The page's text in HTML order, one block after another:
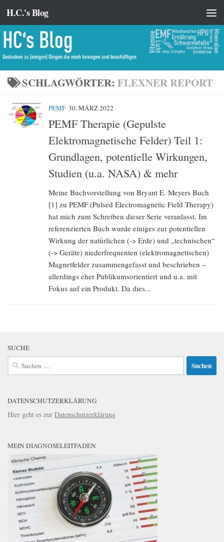
Zum Inhalt springen
H.C.'s Blog
SCHLAGWÖRTER: FLEXNER REPORT
PEMF 30. MÄRZ 2022
PEMF Therapie (Gepulste
Elektromagnetische Felder) Teil 1:
Grundlagen, potentielle Wirkungen,
Studien (u.a. NASA) & mehr
Meine Buchvorstellung von Bryant E. Meyers Buch
[1] zu PEMF (Pulsed Electromagnetic Field Therapy)
hat mich zum Schreiben dieser Serie veranlasst. Im
referenzierten Buch wurde einiges zur potentiellen
Wirkung der natürlichen (-> Erde) und „technischen“
(-> Geräte) niederfrequenten (elektromagnetischen)
Magnetfelder zusammengefasst und beschrieben –
allerdings eher Publikumsorientiert und u.a. mit
Fokus auf ein Produkt. Da dies...
SUCHE
Suchen
nach:
DATENSCHUTZERKLÄRUNG
Hier geht es zur Datenschutzerklärung
MEIN DIAGNOSELEITFADEN